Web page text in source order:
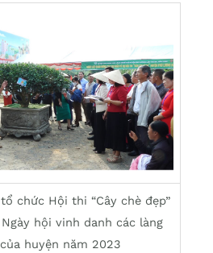
chức Hội thi “Cây chè đẹp”
hội vinh danh các làng
huyện năm 2023